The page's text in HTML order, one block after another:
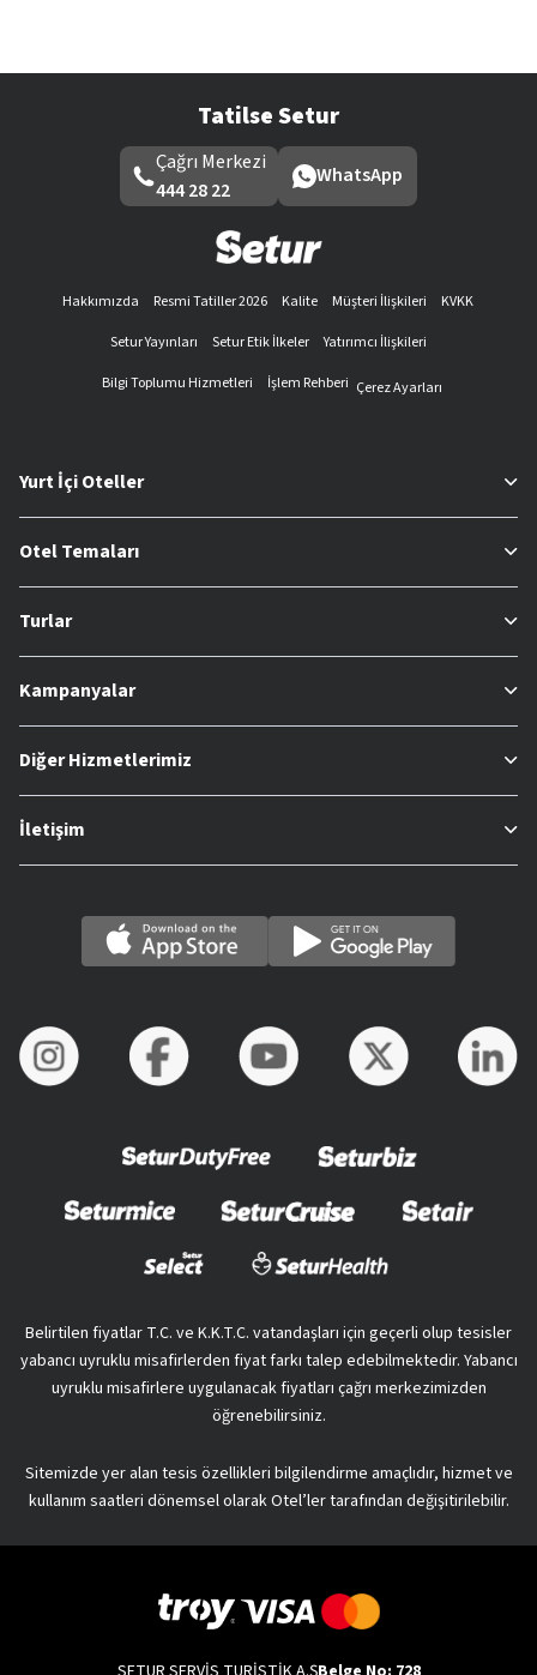
Tatilse Setur
Çağrı Merkezi
444 28 22
WhatsApp
Hakkımızda Resmi Tatiller 2026 Kalite Müşteri İlişkileri
KVKK
Setur Yayınları
Setur Etik İlkeler
Yatırımcı İlişkileri
Bilgi Toplumu Hizmetleri
İşlem Rehberi Çerez Ayarları
Yurt İçi Oteller
Otel Temaları
Turlar
Kampanyalar
Diğer Hizmetlerimiz
İletişim
Belirtilen fiyatlar T.C. ve K.K.T.C. vatandaşları için geçerli olup tesisler
yabancı uyruklu misafirlerden fiyat farkı talep edebilmektedir. Yabancı
uyruklu misafirlere uygulanacak fiyatları çağrı merkezimizden
öğrenebilirsiniz.
Sitemizde yer alan tesis özellikleri bilgilendirme amaçlıdır, hizmet ve
kullanım saatleri dönemsel olarak Otel’ler tarafından değişitirilebilir.